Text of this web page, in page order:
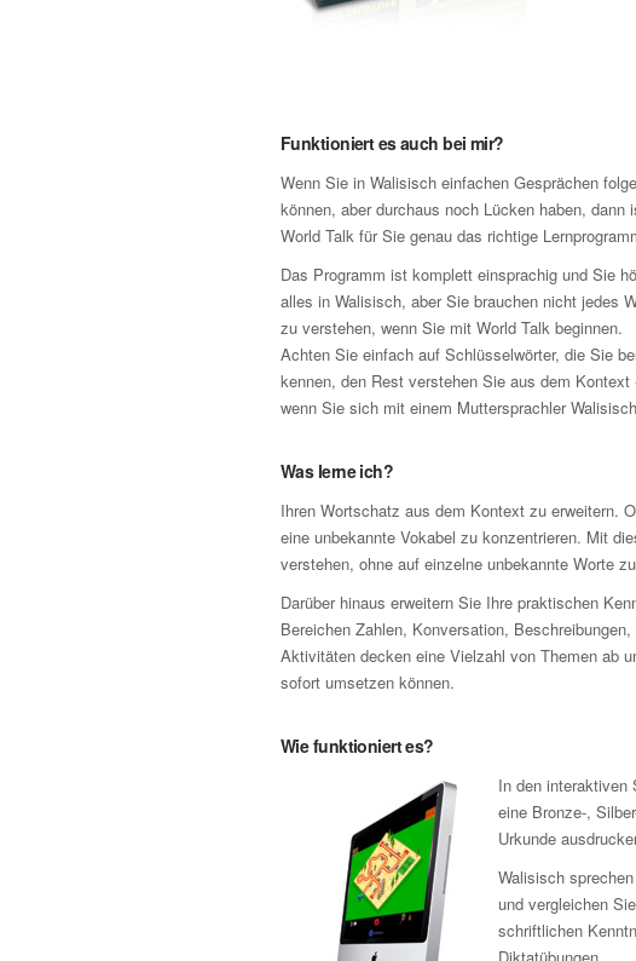
Funktioniert es auch bei mir?
Wenn Sie in Walisisch einfachen Gesprächen
können, aber durchaus noch Lücken haben, dann
World Talk für Sie genau das richtige
Das Programm ist komplett einsprachig und Sie
alles in Walisisch, aber Sie brauchen nicht jedes
zu verstehen, wenn Sie mit World Talk beginnen.
Achten Sie einfach auf Schlüsselwörter, die Sie
kennen, den Rest verstehen Sie aus dem Kontext
wenn Sie sich mit einem Muttersprachler
Was lerne ich?
Ihren Wortschatz aus dem Kontext zu erweitern.
eine unbekannte Vokabel zu konzentrieren. Mit
verstehen, ohne auf einzelne unbekannte Worte
Darüber hinaus erweitern Sie Ihre praktischen
Bereichen Zahlen, Konversation,
Aktivitäten decken eine Vielzahl von Themen ab
sofort umsetzen können.
Wie funktioniert es?
In den interaktiven
eine Bronze-,
Urkunde
Walisisch
und vergleichen
schriftlichen